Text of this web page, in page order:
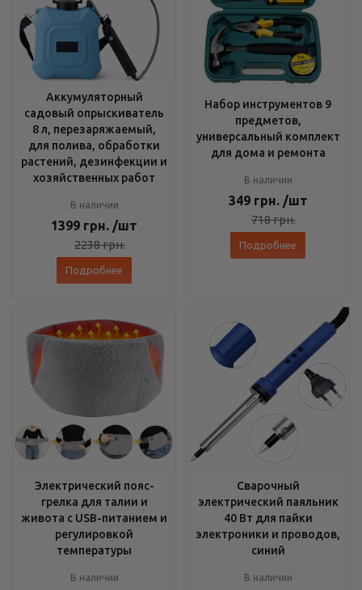
Аккумуляторный
садовый опрыскиватель
8 л, перезаряжаемый,
для полива, обработки
растений, дезинфекции и
хозяйственных работ
В наличии
1399 грн. /шт
2238грн.
Подробнее
Набор инструментов 9
предметов,
универсальный комплект
для дома и ремонта
В наличии
349 грн. /шт
718грн.
Подробнее
Электрический пояс-
грелка для талии и
живота с USB-питанием и
регулировкой
температуры
В наличии
Сварочный
электрический паяльник
40 Вт для пайки
электроники и проводов,
синий
В наличии